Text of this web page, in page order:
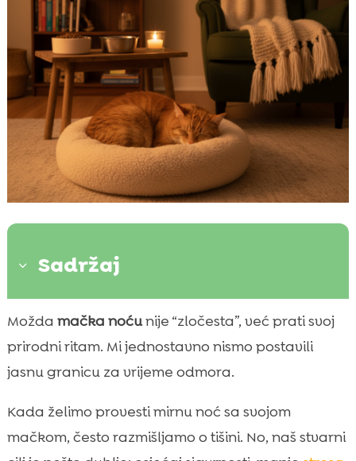
3 Sadržaj
 Zašto je večernja rutina važna za mačke u
kućanstvu
Kako prepoznajemo prirodni ritam naše
 Najčešći razlozi noćnog mijaukanja i
“zoomiesa”

Priprema prostora za mirnu večer i sigurnu
Možda mačka noćunije “zločesta”, već prati svoj
prirodni ritam. Mi jednostavno nismo postavili
jasnu granicu za vrijeme odmora.
Kada želimo provesti mirnu noć sa svojom
mačkom, često razmišljamo o tišini. No, naš stvarni